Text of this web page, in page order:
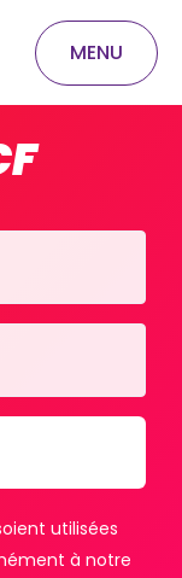
MENU
utilisées
à notre